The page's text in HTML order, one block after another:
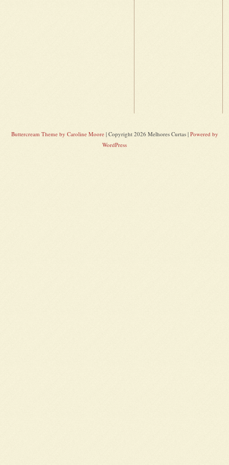
Buttercream Theme by Caroline Moore| Copyright 2026 Melhores Curtas | Powered by
WordPress